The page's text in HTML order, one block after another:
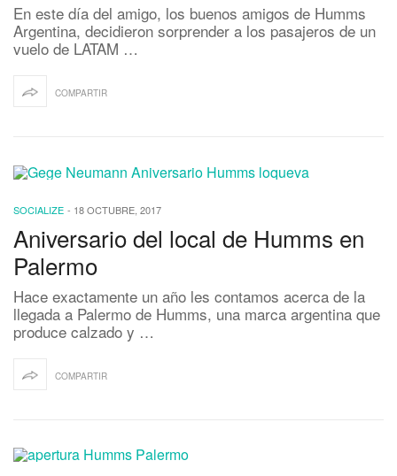
En este día del amigo, los buenos amigos de Humms
Argentina, decidieron sorprender a los pasajeros de un
vuelo de LATAM …
COMPARTIR
SOCIALIZE - 18 OCTUBRE, 2017
Aniversario del local de Humms en
Palermo
Hace exactamente un año les contamos acerca de la
llegada a Palermo de Humms, una marca argentina que
produce calzado y …
COMPARTIR